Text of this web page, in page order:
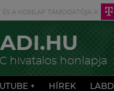
hivatalos honlapja
+ HÍREK